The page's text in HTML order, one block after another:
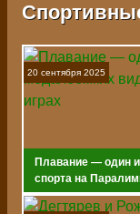
20 сентября 2025
Плавание — один
спорта на